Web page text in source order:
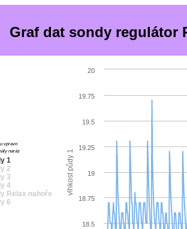
Graf dat sondy regulátor
vlhkost půdy 1
1
2
3
4
Relax nahoře
6
vpravo
naráz
18.5
18.75
19
19.25
19.5
19.75
20